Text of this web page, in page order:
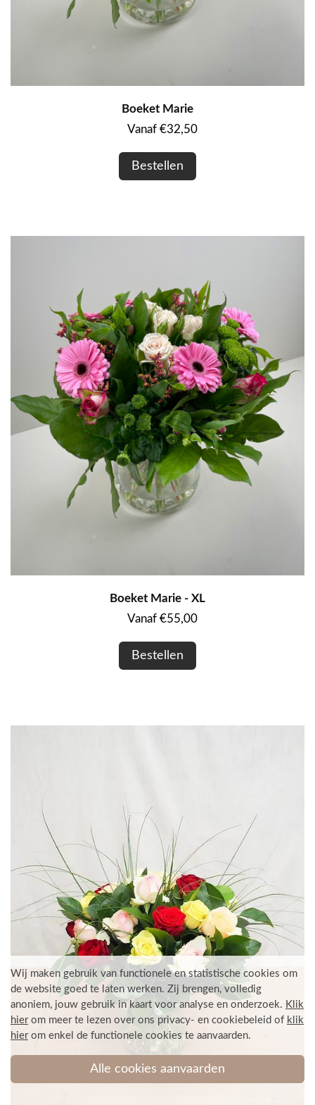
Boeket Marie
Vanaf €32,50
Bestellen
Boeket Marie - XL
Vanaf €55,00
Bestellen
Wij maken gebruik van functionele en statistische cookies om
de website goed te laten werken. Zij brengen, volledig
anoniem, jouw gebruik in kaart voor analyse en onderzoek. Klik
hierom meer te lezen over ons privacy- en cookiebeleid of klik
hierom enkel de functionele cookies te aanvaarden.
Alle cookies aanvaarden